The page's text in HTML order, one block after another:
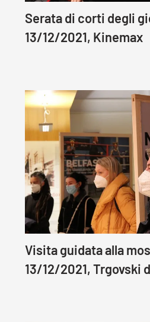
Serata di corti degli
13/12/2021, Kinemax
Visita guidata alla
13/12/2021, Trgovski